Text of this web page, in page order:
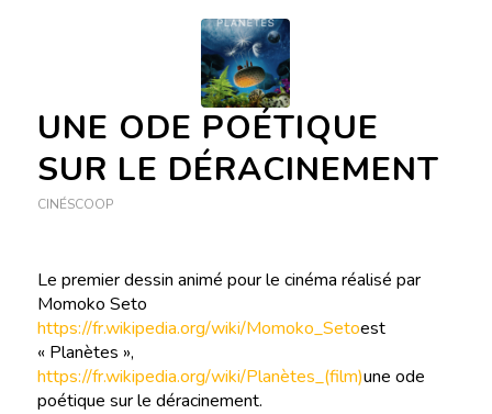
UNE ODE POÉTIQUE
SUR LE DÉRACINEMENT
CINÉSCOOP
Le premier dessin animé pour le cinéma réalisé par
Momoko Seto
https://fr.wikipedia.org/wiki/Momoko_Setoest
« Planètes »,
https://fr.wikipedia.org/wiki/Planètes_(film)une ode
poétique sur le déracinement.